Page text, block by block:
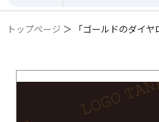
トップページ ＞ 「ゴールドのダイヤ